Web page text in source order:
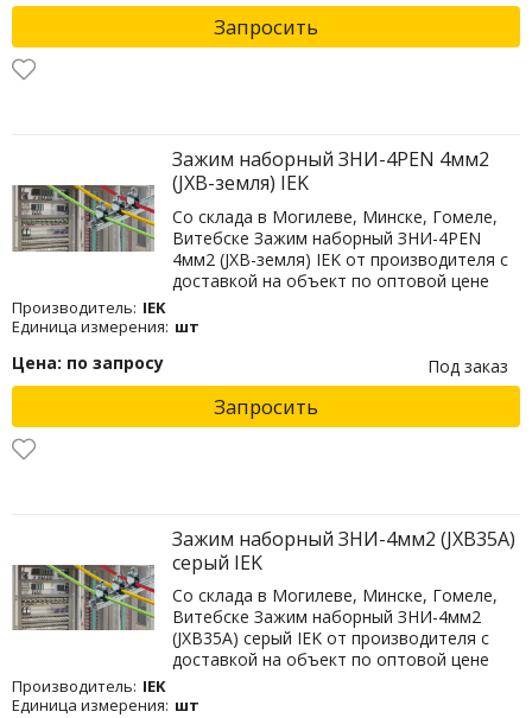
Запросить
Зажим наборный ЗНИ-4PEN 4мм2
(JXB-земля) IEK
Со склада в Могилеве, Минске, Гомеле,
Витебске Зажим наборный ЗНИ-4PEN
4мм2 (JXB-земля) IEK от производителя с
доставкой на объект по оптовой цене
Производитель: IEK
Единица измерения: шт
Цена: по запросу Под заказ
Запросить
Зажим наборный ЗНИ-4мм2 (JXB35А)
серый IEK
Со склада в Могилеве, Минске, Гомеле,
Витебске Зажим наборный ЗНИ-4мм2
(JXB35А) серый IEK от производителя с
доставкой на объект по оптовой цене
Производитель: IEK
Единица измерения: шт